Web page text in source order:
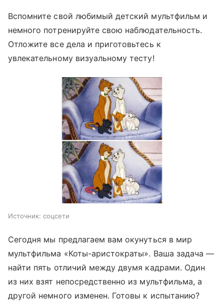
Вспомните свой любимый детский мультфильм и
немного потренируйте свою наблюдательность.
Отложите все дела и приготовьтесь к
увлекательному визуальному тесту!
Источник: соцсети
Сегодня мы предлагаем вам окунуться в мир
мультфильма «Коты-аристократы». Ваша задача —
найти пять отличий между двумя кадрами. Один
из них взят непосредственно из мультфильма, а
другой немного изменен. Готовы к испытанию?